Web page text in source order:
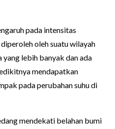
pada intensitas
oleh suatu wilayah
lebih banyak dan ada
mendapatkan
pada perubahan suhu di
mendekati belahan bumi